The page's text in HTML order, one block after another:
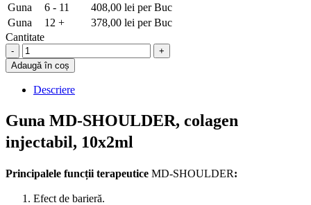
Guna
6 - 11 408,00 lei per Buc
Guna
12 + 378,00 lei per Buc
Cantitate
Guna
MD-
SHOULDER,
colagen
injectabil,
quantity
Adaugă în coș
Descriere
Guna MD-SHOULDER, colagen
injectabil, 10x2ml
Principalele funcții terapeutice MD-SHOULDER:
Efect de barieră.